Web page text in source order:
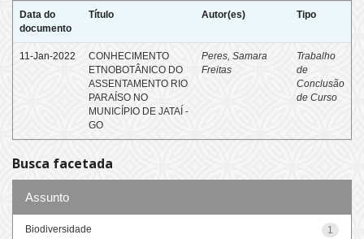
Data do
documento
Título Autor(es) Tipo
11-Jan-2022
CONHECIMENTO
ETNOBOTÂNICO DO
ASSENTAMENTO RIO
PARAÍSO NO
MUNICÍPIO DE JATAÍ -
GO
Peres, Samara
Freitas
Trabalho
de
Conclusão
de Curso
Busca facetada
Assunto
1
Biodiversidade